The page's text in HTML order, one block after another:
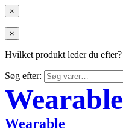
×
×
Hvilket produkt leder du efter?
Søg efter:
Wearable
Wearable